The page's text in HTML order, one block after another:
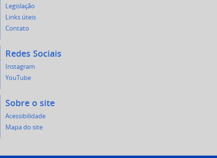
Legislação
Links úteis
Contato
Redes Sociais
Instagram
YouTube
Sobre o site
Acessibilidade
Mapa do site